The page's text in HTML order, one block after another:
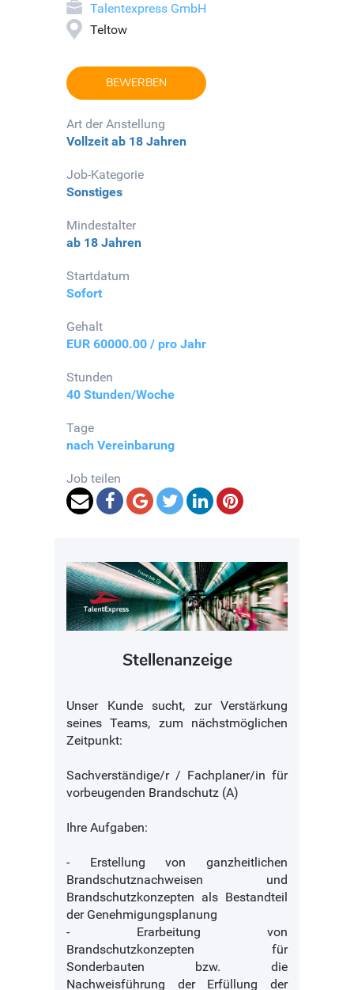
Talentexpress GmbH
Teltow
BEWERBEN
Art der Anstellung
Vollzeit ab 18 Jahren
Job-Kategorie
Sonstiges
Mindestalter
ab 18 Jahren
Startdatum
Sofort
Gehalt
EUR 60000.00 / pro Jahr
Stunden
40 Stunden/Woche
Tage
nach Vereinbarung
Job teilen
Stellenanzeige
Unser Kunde sucht, zur Verstärkung
seines Teams, zum nächstmöglichen
Zeitpunkt:
Sachverständige/r / Fachplaner/in für
vorbeugenden Brandschutz (A)
Ihre Aufgaben:
- Erstellung von ganzheitlichen
Brandschutznachweisen und
Brandschutzkonzepten als Bestandteil
der Genehmigungsplanung
- Erarbeitung von
Brandschutzkonzepten für
Sonderbauten bzw. die
Nachweisführung der Erfüllung der